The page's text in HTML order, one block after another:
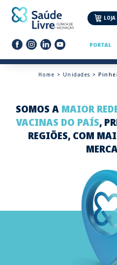
LOJA
PORTAL
Home > Unidades >
SOMOS A MAIOR
VACINAS DO PAÍS,
REGIÕES, COM